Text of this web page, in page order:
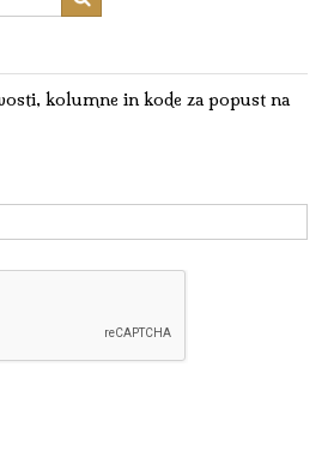
kolumne in kode za popust na